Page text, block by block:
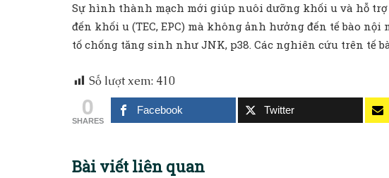
Sự hình thành mạch mới giúp nuôi dưỡng khối u và hỗ trợ
đến khối u (TEC, EPC) mà không ảnh hưởng đến tế bào nội
tố chống tăng sinh như JNK, p38. Các nghiên cứu trên tế
Số lượt xem: 410
0
SHARES
Facebook Twitter
Bài viếtliên quan